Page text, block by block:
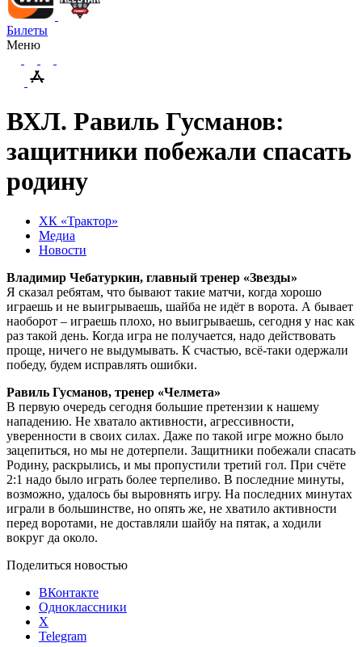
Билеты
Меню
ВХЛ. Равиль Гусманов:
защитники побежали спасать
родину
ХК «Трактор»
Медиа
Новости
Владимир Чебатуркин, главный тренер «Звезды»
Я сказал ребятам, что бывают такие матчи, когда хорошо
играешь и не выигрываешь, шайба не идёт в ворота. А бывает
наоборот – играешь плохо, но выигрываешь, сегодня у нас как
раз такой день. Когда игра не получается, надо действовать
проще, ничего не выдумывать. К счастью, всё-таки одержали
победу, будем исправлять ошибки.
Равиль Гусманов, тренер «Челмета»
В первую очередь сегодня большие претензии к нашему
нападению. Не хватало активности, агрессивности,
уверенности в своих силах. Даже по такой игре можно было
зацепиться, но мы не дотерпели. Защитники побежали спасать
Родину, раскрылись, и мы пропустили третий гол. При счёте
2:1 надо было играть более терпеливо. В последние минуты,
возможно, удалось бы выровнять игру. На последних минутах
играли в большинстве, но опять же, не хватило активности
перед воротами, не доставляли шайбу на пятак, а ходили
вокруг да около.
Поделиться новостью
ВКонтакте
Одноклассники
X
Telegram